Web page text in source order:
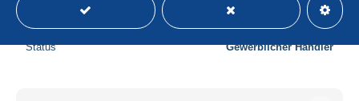
± 11,57 $
Status Gewerblicher Händler